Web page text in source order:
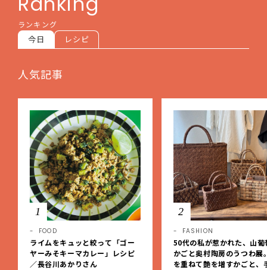
ランキング
今日 レシピ
人気記事
1
FOOD
ライムをキュッと絞って「ゴー
ヤーみそキーマカレー」レシピ
／長谷川あかりさん
2
FASHION
50代の私が惹かれた、山葡
かごと奥村陶房のうつわ展
を重ねて艶を増すかごと、